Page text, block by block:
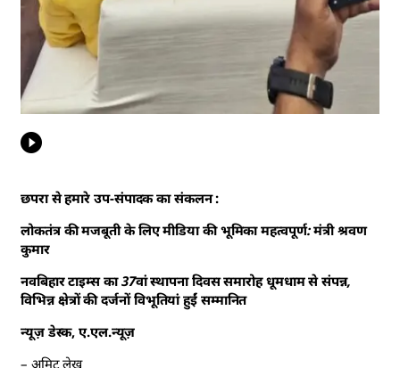
छपरा से हमारे उप-संपादक का संकलन :
लोकतंत्र की मजबूती के लिए मीडिया की भूमिका महत्वपूर्ण: मंत्री श्रवण
कुमार
नवबिहार टाइम्स का 37वां स्थापना दिवस समारोह धूमधाम से संपन्न,
विभिन्न क्षेत्रों की दर्जनों विभूतियां हुईं सम्मानित
न्यूज़ डेस्क, ए.एल.न्यूज़
– अमिट लेख